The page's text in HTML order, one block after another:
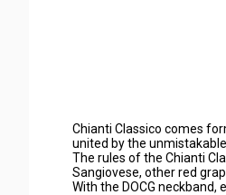
Chianti Classico comes
united by the
The rules of the Chianti
Sangiovese, other red
With the DOCG